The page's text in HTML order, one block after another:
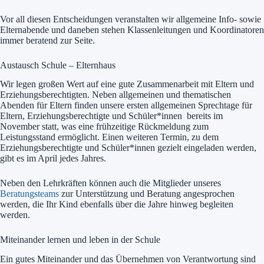
Vor all diesen Entscheidungen veranstalten wir allgemeine Info- sowie
Elternabende und daneben stehen Klassenleitungen und Koordinatoren
immer beratend zur Seite.
Austausch Schule – Elternhaus
Wir legen großen Wert auf eine gute Zusammenarbeit mit Eltern und
Erziehungsberechtigten. Neben allgemeinen und thematischen
Abenden für Eltern finden unsere ersten allgemeinen Sprechtage für
Eltern, Erziehungsberechtigte und Schüler*innen bereits im
November statt, was eine frühzeitige Rückmeldung zum
Leistungsstand ermöglicht. Einen weiteren Termin, zu dem
Erziehungsberechtigte und Schüler*innen gezielt eingeladen werden,
gibt es im April jedes Jahres.
Neben den Lehrkräften können auch die Mitglieder unseres
Beratungsteams zur Unterstützung und Beratung angesprochen
werden, die Ihr Kind ebenfalls über die Jahre hinweg begleiten
werden.
Miteinander lernen und leben in der Schule
Ein gutes Miteinander und das Übernehmen von Verantwortung sind